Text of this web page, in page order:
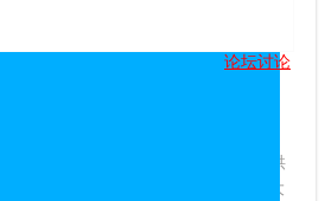
论坛讨论
是一家新晋的服务器租用品牌商，提供
、美国/香港站群服务器、美国/香港大